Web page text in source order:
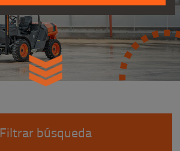
Filtrar búsqueda